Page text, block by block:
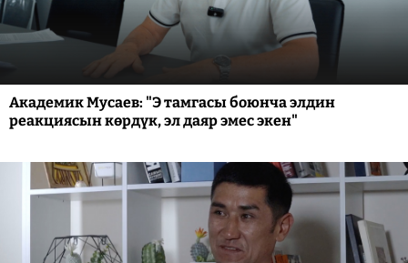
Академик Мусаев: "Э тамгасы боюнча элдин
реакциясын көрдүк, эл даяр эмес экен"